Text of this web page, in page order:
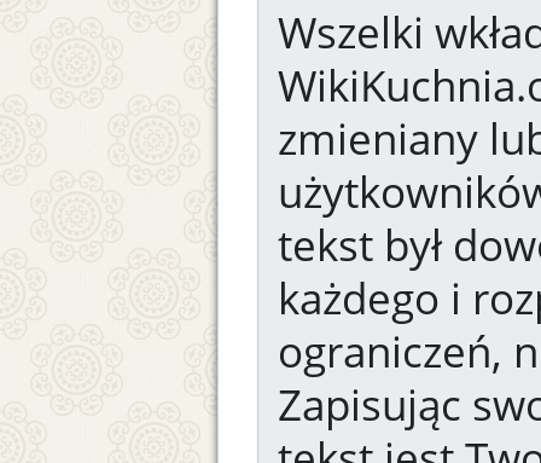
Wszelki
zmieniany
tekst był
każdego i
ograniczeń,
Zapisując